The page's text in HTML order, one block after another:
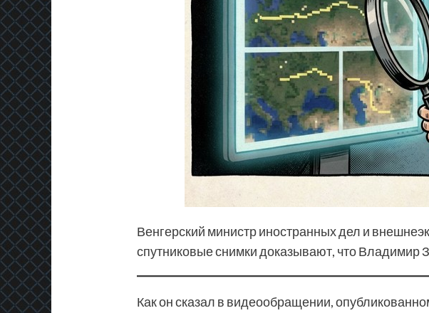
Венгерский министр иностранных дел и
спутниковые снимки доказывают, что Владимир
Как он сказал в видеообращении,